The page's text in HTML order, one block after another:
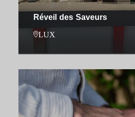
Réveil des Saveurs
LUX